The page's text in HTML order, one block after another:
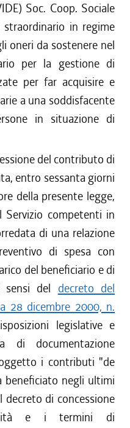
Soc. Coop. Sociale
in regime
oneri da sostenere nel
per la gestione di
per far acquisire e
a una soddisfacente
in situazione di
del contributo di
entro sessanta giorni
della presente legge,
Servizio competenti in
di una relazione
di spesa con
del beneficiario e di
sensi del decreto del
28 dicembre 2000, n.
legislative e
di documentazione
i contributi "de
beneficiato negli ultimi
decreto di concessione
e i termini di